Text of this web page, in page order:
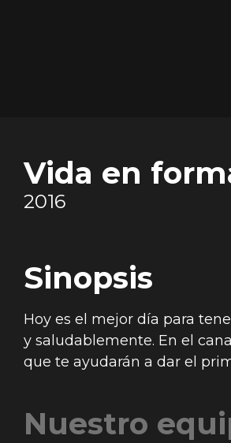
Vida en
2016
Sinopsis
Hoy es el mejor día para
y saludablemente. En el
que te ayudarán a dar el
Nuestro